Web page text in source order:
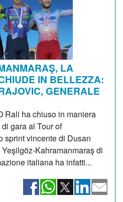
LA
IN BELLEZZA:
GENERALE
Rali ha chiuso in maniera
gara al Tour of
sprint vincente di Dusan
Kahramanmaraş di
italiana ha infatti...